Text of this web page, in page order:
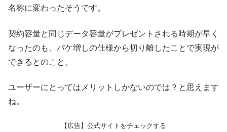
名称に変わったそうです。
契約容量と同じデータ容量がプレゼントされる時期が早く
なったのも、パケ増しの仕様から切り離したことで実現が
できるとのこと。
ユーザーにとってはメリットしかないのでは？と思えます
ね。
【広告】公式サイトをチェックする